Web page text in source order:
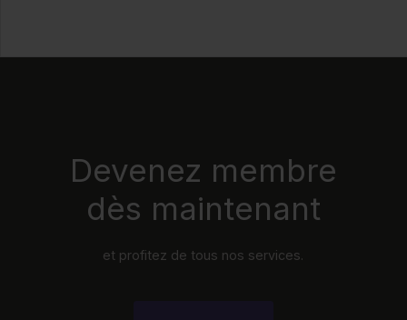
Devenez membre
dès maintenant
et profitez de tous nos services.